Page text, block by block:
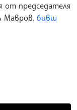
от председателя
Мавров, бивш